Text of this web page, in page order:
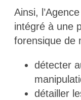
Ainsi,
intégré à une
forensique de
détecter
détailler